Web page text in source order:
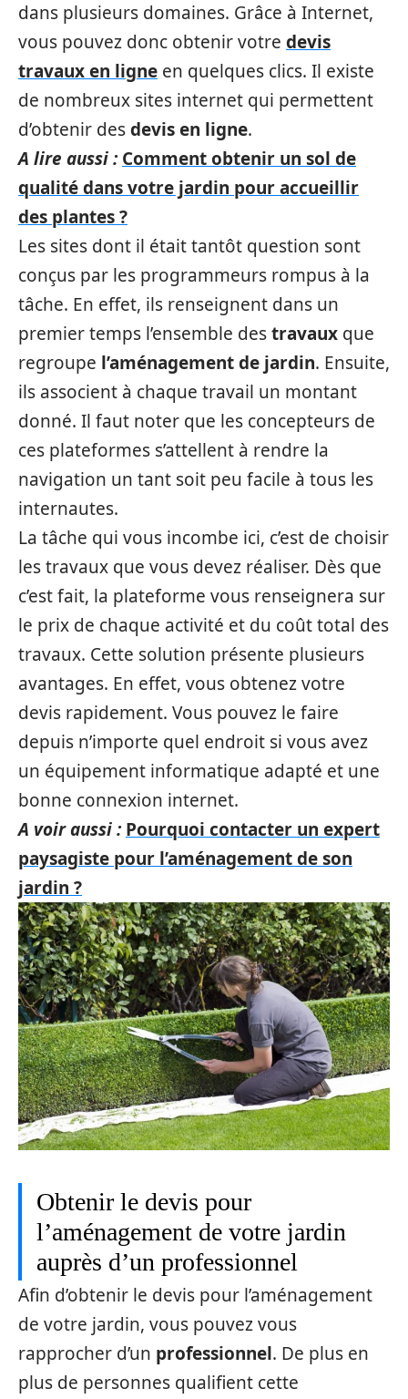
dans plusieurs domaines. Grâce à Internet,
vous pouvez donc obtenir votre devis
travaux en ligne en quelques clics. Il existe
de nombreux sites internet qui permettent
d’obtenir desdevis en ligne.
A lire aussi : Comment obtenir un sol de
qualité dans votre jardin pour accueillir
des plantes ?
Les sites dont il était tantôt question sont
conçus par les programmeurs rompus à la
tâche. En effet, ils renseignent dans un
premier temps l’ensemble destravaux que
regroupe l’aménagementde jardin. Ensuite,
ils associent à chaque travail un montant
donné. Il faut noter que les concepteurs de
ces plateformes s’attellent à rendre la
navigation un tant soit peu facile à tous les
internautes.
La tâche qui vous incombe ici, c’est de choisir
les travaux que vous devez réaliser. Dès que
c’est fait, la plateforme vous renseignera sur
le prix de chaque activité et du coût total des
travaux. Cette solution présente plusieurs
avantages. En effet, vous obtenez votre
devis rapidement. Vous pouvez le faire
depuis n’importe quel endroit si vous avez
un équipement informatique adapté et une
bonne connexion internet.
A voir aussi : Pourquoi contacter un expert
paysagiste pour l’aménagement de son
jardin ?
Obtenir le devis pour
l’aménagement de votre jardin
auprès d’un professionnel
Afin d’obtenir le devis pour l’aménagement
de votre jardin, vous pouvez vous
rapprocher d’un professionnel. De plus en
plus de personnes qualifient cette